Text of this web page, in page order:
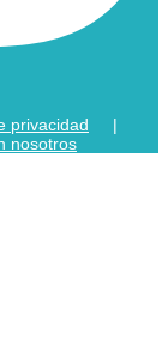
privacidad |
nosotros